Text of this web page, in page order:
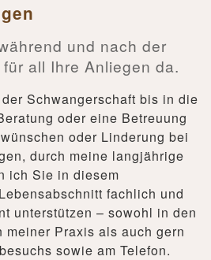
und nach der
all Ihre Anliegen da.
Schwangerschaft bis in die
oder eine Betreuung
oder Linderung bei
durch meine langjährige
ich Sie in diesem
fachlich und
unterstützen – sowohl in den
meiner Praxis als auch gern
sowie am Telefon.